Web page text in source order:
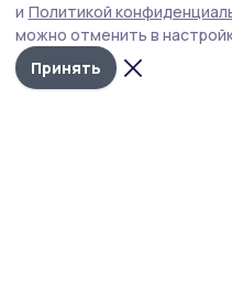
и Политикой
можно отменить в
Принять